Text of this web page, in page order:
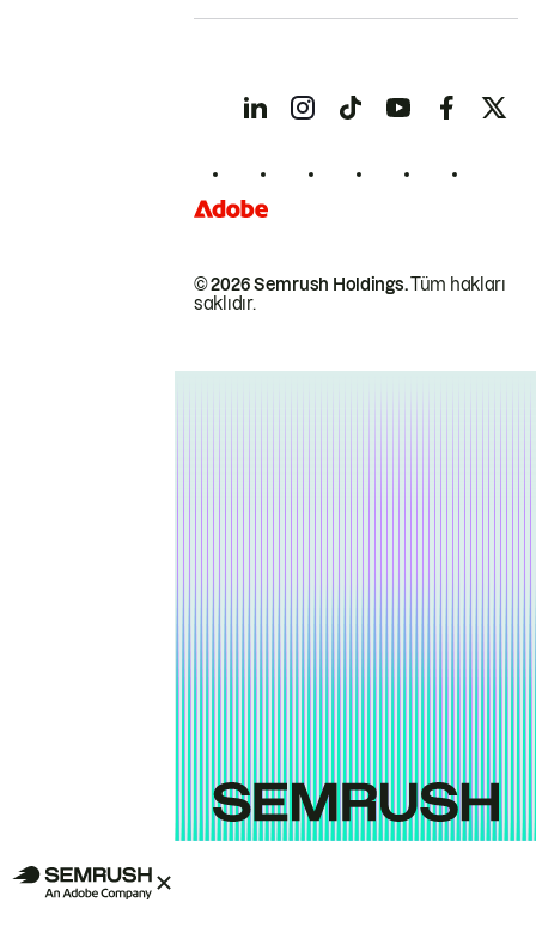
© 2026 Semrush Holdings.Tüm hakları
saklıdır.